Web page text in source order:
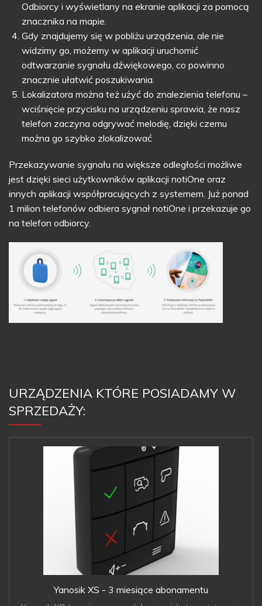
Odbiorcy i wyświetlany na ekranie aplikacji za pomocą
znacznika na mapie.
Gdy znajdujemy się w pobliżu urządzenia, ale nie
widzimy go, możemy w aplikacji uruchomić
odtwarzanie sygnału dźwiękowego, co powinno
znacznie ułatwić poszukiwania.
Lokalizatora można też użyć do znalezienia telefonu –
wciśnięcie przycisku na urządzeniu sprawia, że nasz
telefon zaczyna odgrywać melodię, dzięki czemu
można go szybko zlokalizować
Przekazywanie sygnału na większe odległości możliwe
jest dzięki sieci użytkowników aplikacji notiOne oraz
innych aplikacji współpracujących z systemem. Już ponad
1 milion telefonów odbiera sygnał notiOne i przekazuje go
na telefon odbiorcy.
URZĄDZENIA KTÓRE POSIADAMY W
SPRZEDAŻY:
Yanosik XS - 3 miesiące abonamentu